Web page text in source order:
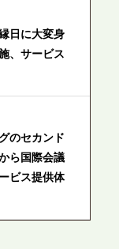
日に大変身
、サービス
のセカンド
ら国際会議
ビス提供体